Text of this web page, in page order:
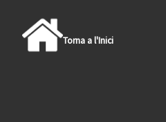
Torna a l'Inici